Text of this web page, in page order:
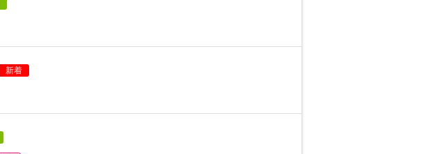
新着